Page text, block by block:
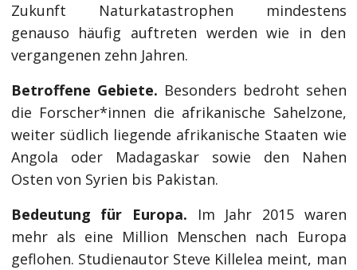
Zukunft Naturkatastrophen mindestens
genauso häufig auftreten werden wie in den
vergangenen zehn Jahren.
Betroffene Gebiete. Besonders bedroht sehen
die Forscher*innen die afrikanische Sahelzone,
weiter südlich liegende afrikanische Staaten wie
Angola oder Madagaskar sowie den Nahen
Osten von Syrien bis Pakistan.
Bedeutung für Europa. Im Jahr 2015 waren
mehr als eine Million Menschen nach Europa
geflohen. Studienautor Steve Killelea meint, man